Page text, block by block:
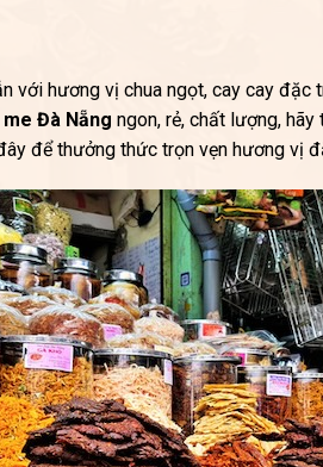
với hương vị chua ngọt, cay cay đặc
Đà Nẵng ngon, rẻ, chất lượng,
để thưởng thức trọn vẹn hương vị